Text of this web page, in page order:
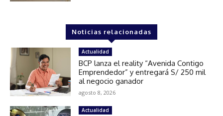
Noticias relacionadas
Actualidad
BCP lanza el reality “Avenida Contigo
Emprendedor” y entregará S/ 250 mil
al negocio ganador
agosto 8, 2026
Actualidad